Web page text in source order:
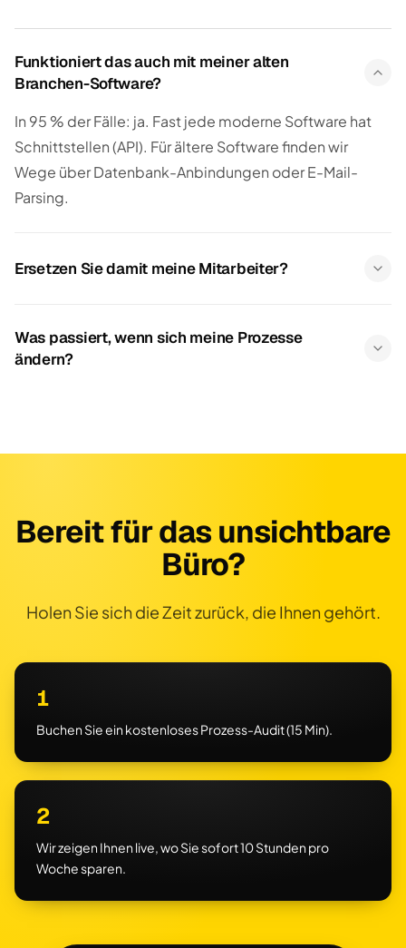
Funktioniert das auch mit meiner alten
Branchen-Software?
In 95 % der Fälle: ja. Fast jede moderne Software hat
Schnittstellen (API). Für ältere Software finden wir
Wege über Datenbank-Anbindungen oder E-Mail-
Parsing.
Ersetzen Sie damit meine Mitarbeiter?
Was passiert, wenn sich meine Prozesse
ändern?
Bereit für das unsichtbare
Büro?
Holen Sie sich die Zeit zurück, die Ihnen gehört.
1
Buchen Sie ein kostenloses Prozess-Audit (15 Min).
2
Wir zeigen Ihnen live, wo Sie sofort 10 Stunden pro
Woche sparen.